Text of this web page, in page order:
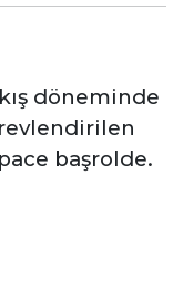
döneminde
başrolde.